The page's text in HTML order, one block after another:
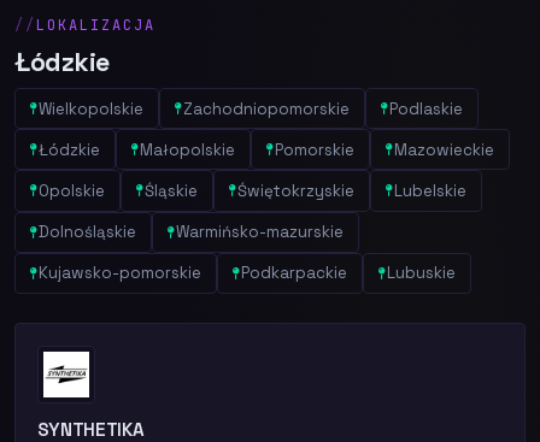
LOKALIZACJA
Łódzkie
Wielkopolskie Zachodniopomorskie Podlaskie
Łódzkie Małopolskie Pomorskie Mazowieckie
Opolskie Śląskie Świętokrzyskie Lubelskie
Dolnośląskie Warmińsko-mazurskie
Kujawsko-pomorskie Podkarpackie Lubuskie
SYNTHETIKA